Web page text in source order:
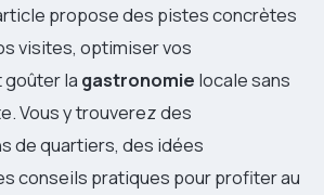
propose des pistes concrètes
visites, optimiser vos
la gastronomie locale sans
Vous y trouverez des
de quartiers, des idées
conseils pratiques pour profiter au